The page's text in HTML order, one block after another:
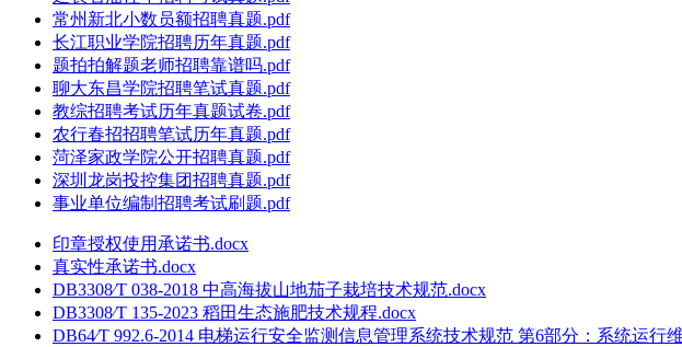
常州新北小数员额招聘真题.pdf
长江职业学院招聘历年真题.pdf
题拍拍解题老师招聘靠谱吗.pdf
聊大东昌学院招聘笔试真题.pdf
教综招聘考试历年真题试卷.pdf
农行春招招聘笔试历年真题.pdf
菏泽家政学院公开招聘真题.pdf
深圳龙岗投控集团招聘真题.pdf
事业单位编制招聘考试刷题.pdf
印章授权使用承诺书.docx
真实性承诺书.docx
DB3308∕T 038-2018 中高海拔山地茄子栽培技术规范.docx
DB3308∕T 135-2023 稻田生态施肥技术规程.docx
DB64∕T 992.6-2014 电梯运行安全监测信息管理系统技术规范 第6部分：系统运行